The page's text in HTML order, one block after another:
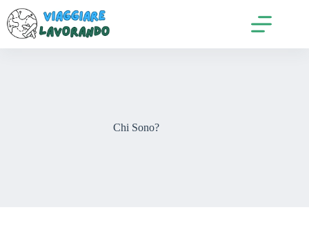
contenuto
Chi Sono?